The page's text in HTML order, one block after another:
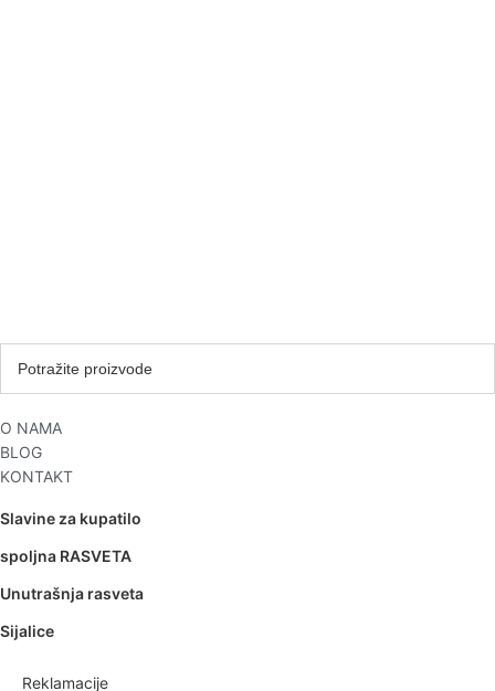
O NAMA
BLOG
KONTAKT
Slavine za kupatilo
spoljna RASVETA
Unutrašnja rasveta
Sijalice
Reklamacije